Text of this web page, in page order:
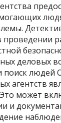
деловых
поиск людей
агентств
может
и